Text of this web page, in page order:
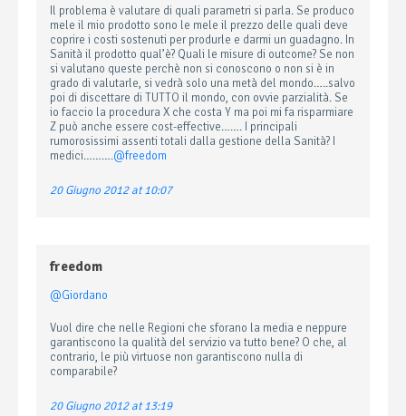
Il problema è valutare di quali parametri si parla. Se produco
mele il mio prodotto sono le mele il prezzo delle quali deve
coprire i costi sostenuti per produrle e darmi un guadagno. In
Sanità il prodotto qual’è? Quali le misure di outcome? Se non
si valutano queste perchè non si conoscono o non si è in
grado di valutarle, si vedrà solo una metà del mondo…..salvo
poi di discettare di TUTTO il mondo, con ovvie parzialità. Se
io faccio la procedura X che costa Y ma poi mi fa risparmiare
Z può anche essere cost-effective……. I principali
rumorosissimi assenti totali dalla gestione della Sanità? I
medici……….@freedom
20 Giugno 2012 at 10:07
freedom
@Giordano
Vuol dire che nelle Regioni che sforano la media e neppure
garantiscono la qualità del servizio va tutto bene? O che, al
contrario, le più virtuose non garantiscono nulla di
comparabile?
20 Giugno 2012 at 13:19